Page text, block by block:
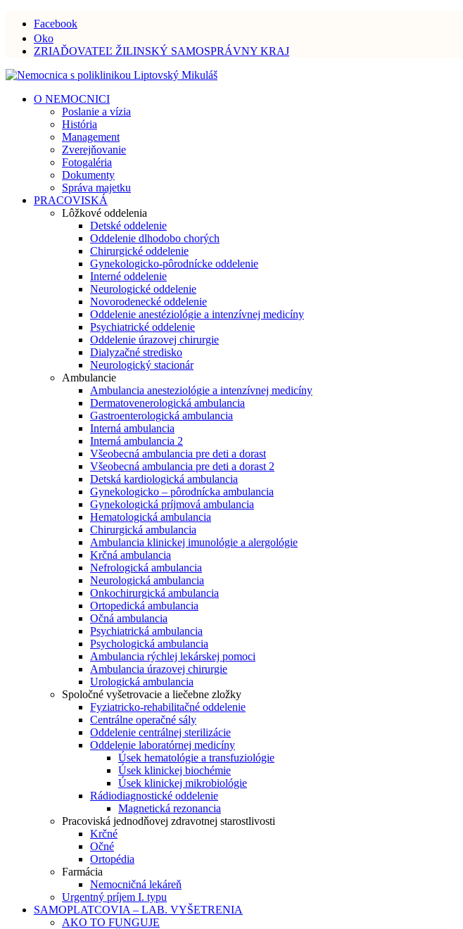
Facebook
Oko
ZRIAĎOVATEĽ ŽILINSKÝ SAMOSPRÁVNY KRAJ
O NEMOCNICI
Poslanie a vízia
História
Management
Zverejňovanie
Fotogaléria
Dokumenty
Správa majetku
PRACOVISKÁ
Lôžkové oddelenia
Detské oddelenie
Oddelenie dlhodobo chorých
Chirurgické oddelenie
Gynekologicko-pôrodnícke oddelenie
Interné oddelenie
Neurologické oddelenie
Novorodenecké oddelenie
Oddelenie anestéziológie a intenzívnej medicíny
Psychiatrické oddelenie
Oddelenie úrazovej chirurgie
Dialyzačné stredisko
Neurologický stacionár
Ambulancie
Ambulancia anesteziológie a intenzívnej medicíny
Dermatovenerologická ambulancia
Gastroenterologická ambulancia
Interná ambulancia
Interná ambulancia 2
Všeobecná ambulancia pre deti a dorast
Všeobecná ambulancia pre deti a dorast 2
Detská kardiologická ambulancia
Gynekologicko – pôrodnícka ambulancia
Gynekologická príjmová ambulancia
Hematologická ambulancia
Chirurgická ambulancia
Ambulancia klinickej imunológie a alergológie
Krčná ambulancia
Nefrologická ambulancia
Neurologická ambulancia
Onkochirurgická ambulancia
Ortopedická ambulancia
Očná ambulancia
Psychiatrická ambulancia
Psychologická ambulancia
Ambulancia rýchlej lekárskej pomoci
Ambulancia úrazovej chirurgie
Urologická ambulancia
Spoločné vyšetrovacie a liečebne zložky
Fyziatricko-rehabilitačné oddelenie
Centrálne operačné sály
Oddelenie centrálnej sterilizácie
Oddelenie laboratórnej medicíny
Úsek hematológie a transfuziológie
Úsek klinickej biochémie
Úsek klinickej mikrobiológie
Rádiodiagnostické oddelenie
Magnetická rezonancia
Pracoviská jednodňovej zdravotnej starostlivosti
Krčné
Očné
Ortopédia
Farmácia
Nemocničná lekáreň
Urgentný príjem I. typu
SAMOPLATCOVIA – LAB. VYŠETRENIA
AKO TO FUNGUJE